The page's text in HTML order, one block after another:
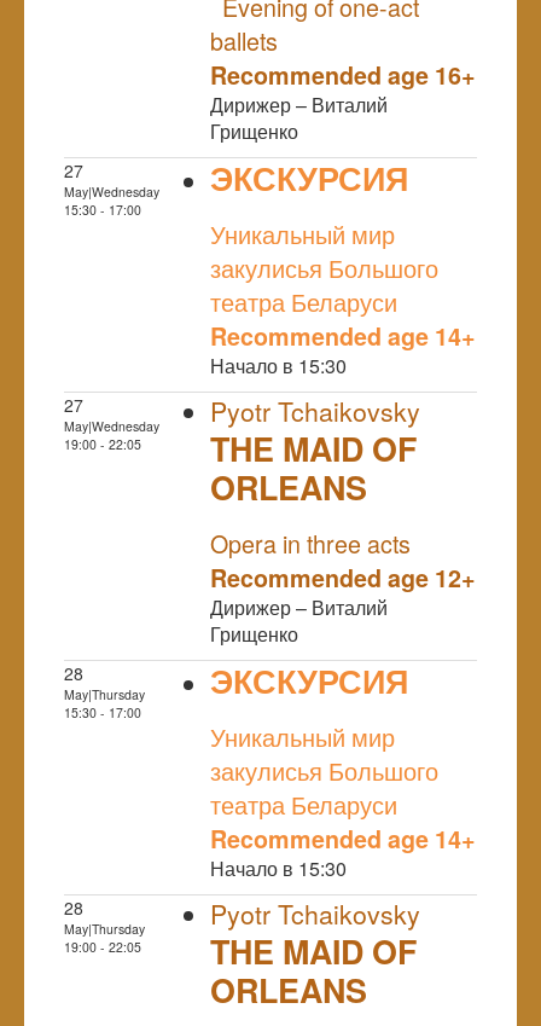
ballets
Recommended age 16+
Дирижер – Виталий
Грищенко
27
May|Wednesday
15:30 - 17:00
ЭКСКУРСИЯ
Уникальный мир
закулисья Большого
театра Беларуси
Recommended age 14+
Начало в 15:30
27
May|Wednesday
19:00 - 22:05
Pyotr Tchaikovsky
THE MAID OF
ORLEANS
Opera in three acts
Recommended age 12+
Дирижер – Виталий
Грищенко
28
May|Thursday
15:30 - 17:00
ЭКСКУРСИЯ
Уникальный мир
закулисья Большого
театра Беларуси
Recommended age 14+
Начало в 15:30
28
May|Thursday
19:00 - 22:05
Pyotr Tchaikovsky
THE MAID OF
ORLEANS